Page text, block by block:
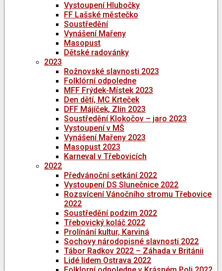
Vystoupení Hlubočky
FF Lašské městečko
Soustředění
Vynášení Mařeny
Masopust
Dětské radovánky
2023
Rožnovské slavnosti 2023
Folklórní odpoledne
MFF Frýdek-Místek 2023
Den dětí, MC Krteček
DFF Májíček, Zlín 2023
Soustředění Klokočov – jaro 2023
Vystoupení v MŠ
Vynášení Mařeny 2023
Masopust 2023
Karneval v Třebovicích
2022
Předvánoční setkání 2022
Vystoupení DS Slunečnice 2022
Rozsvícení Vánočního stromu Třebovice
2022
Soustředění podzim 2022
Třebovický koláč 2022
Prolínání kultur, Karviná
Sochovy národopisné slavnosti 2022
Tábor Radkov 2022 – Záhada v Británii
Lidé lidem Ostrava 2022